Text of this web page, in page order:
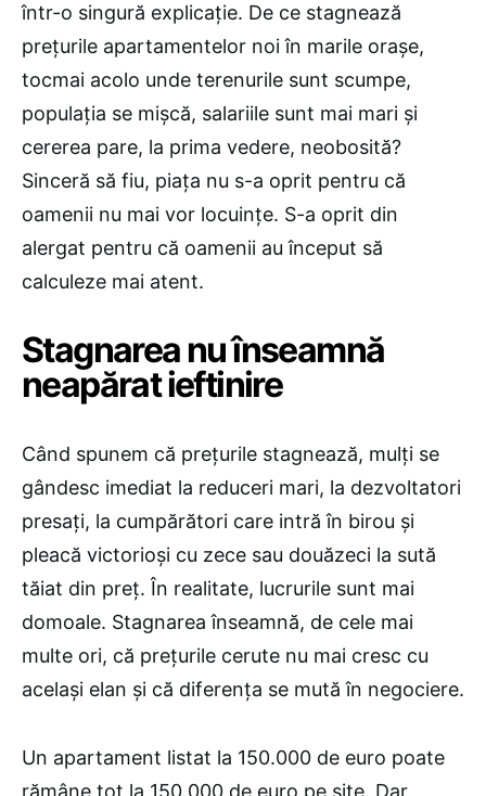
într-o singură explicație. De ce stagnează
prețurile apartamentelor noi în marile orașe,
tocmai acolo unde terenurile sunt scumpe,
populația se mișcă, salariile sunt mai mari și
cererea pare, la prima vedere, neobosită?
Sinceră să fiu, piața nu s-a oprit pentru că
oamenii nu mai vor locuințe. S-a oprit din
alergat pentru că oamenii au început să
calculeze mai atent.
Stagnarea nu înseamnă
neapărat ieftinire
Când spunem că prețurile stagnează, mulți se
gândesc imediat la reduceri mari, la dezvoltatori
presați, la cumpărători care intră în birou și
pleacă victorioși cu zece sau douăzeci la sută
tăiat din preț. În realitate, lucrurile sunt mai
domoale. Stagnarea înseamnă, de cele mai
multe ori, că prețurile cerute nu mai cresc cu
același elan și că diferența se mută în negociere.
Un apartament listat la 150.000 de euro poate
rămâne tot la 150.000 de euro pe site. Dar